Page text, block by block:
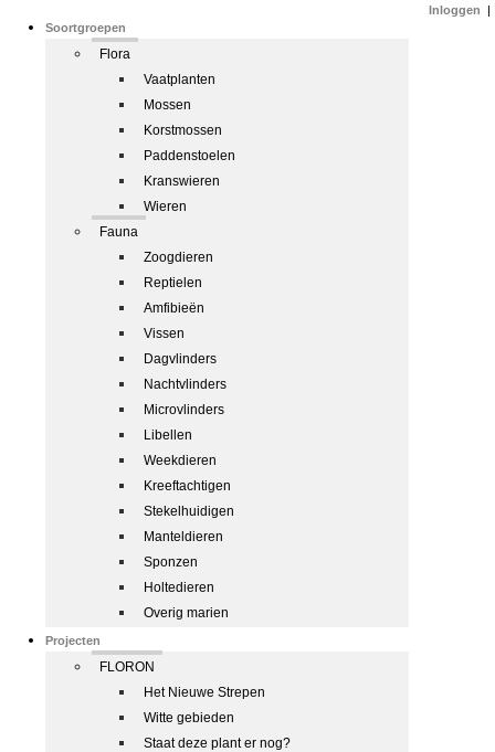
Soortgroepen
Flora
Vaatplanten
Mossen
Korstmossen
Paddenstoelen
Kranswieren
Wieren
Fauna
Zoogdieren
Reptielen
Amfibieën
Vissen
Dagvlinders
Nachtvlinders
Microvlinders
Libellen
Weekdieren
Kreeftachtigen
Stekelhuidigen
Manteldieren
Sponzen
Holtedieren
Overig marien
Projecten
FLORON
Het Nieuwe Strepen
Witte gebieden
Staat deze plant er nog?
Inloggen |